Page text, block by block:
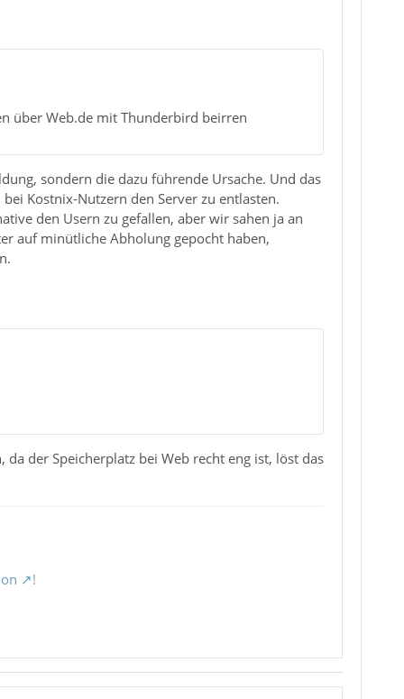
über Web.de mit Thunderbird beirren
sondern die dazu führende Ursache. Und das
Kostnix-Nutzern den Server zu entlasten.
den Usern zu gefallen, aber wir sahen ja an
auf minütliche Abholung gepocht haben,
der Speicherplatz bei Web recht eng ist, löst das
!